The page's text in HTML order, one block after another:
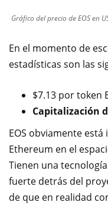
Gráfico del precio de EOS en
En el momento de
estadísticas son las
$7.13 por token
Capitalización
EOS obviamente
Ethereum en el
Tienen una
fuerte detrás del
de que en realidad